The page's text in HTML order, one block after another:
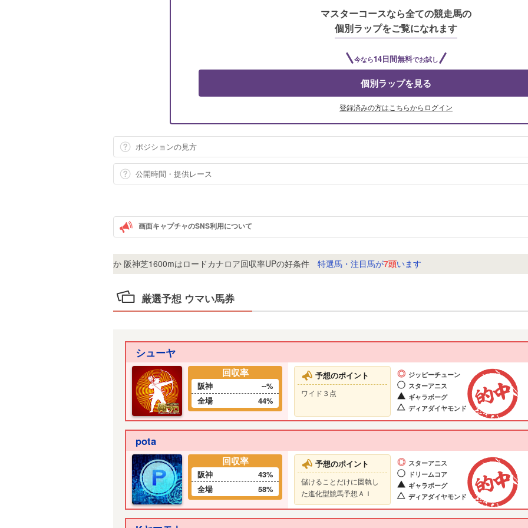
マスターコースなら全ての競走馬の
個別ラップをご覧になれます
今なら14日間無料でお試し
個別ラップを見る
登録済みの方はこちらからログイン
ポジションの見方
公開時間・提供レース
画面キャプチャのSNS利用について
阪神芝1600mはロードカナロア回収率UPの好条件 特選馬・注目馬が7頭います
厳選予想 ウマい馬券
シューヤ
回収率
阪神
--%
全場
44%
予想のポイント
ワイド３点
ジッピーチューン
スターアニス
ギャラボーグ
ディアダイヤモンド
pota
回収率
阪神
43%
全場
58%
予想のポイント
儲けることだけに固執し
た進化型競馬予想ＡＩ
スターアニス
ドリームコア
ギャラボーグ
ディアダイヤモンド